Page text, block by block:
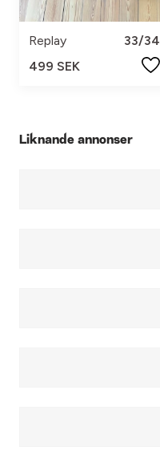
Replay
33/34
499 SEK
Liknande annonser